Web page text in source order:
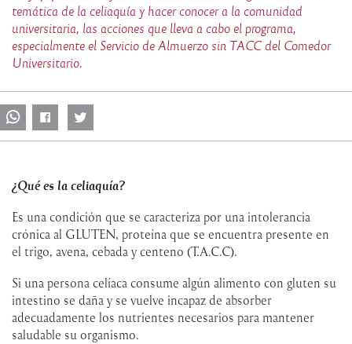
temática de la celiaquía y hacer conocer a la comunidad
universitaria, las acciones que lleva a cabo el programa,
especialmente el Servicio de Almuerzo sin TACC del Comedor
Universitario.
¿Qué es la celiaquía?
Es una condición que se caracteriza por una intolerancia
crónica al GLUTEN, proteína que se encuentra presente en
el trigo, avena, cebada y centeno (T.A.C.C).
Si una persona celíaca consume algún alimento con gluten su
intestino se daña y se vuelve incapaz de absorber
adecuadamente los nutrientes necesarios para mantener
saludable su organismo.